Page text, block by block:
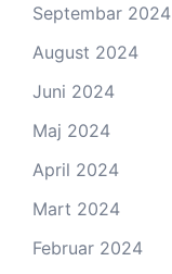
Septembar 2024
August 2024
Juni 2024
Maj 2024
April 2024
Mart 2024
Februar 2024